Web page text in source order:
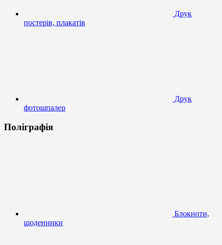
Друк
постерів, плакатів
Друк
фотошпалер
Поліграфія
Блокноти,
щоденники